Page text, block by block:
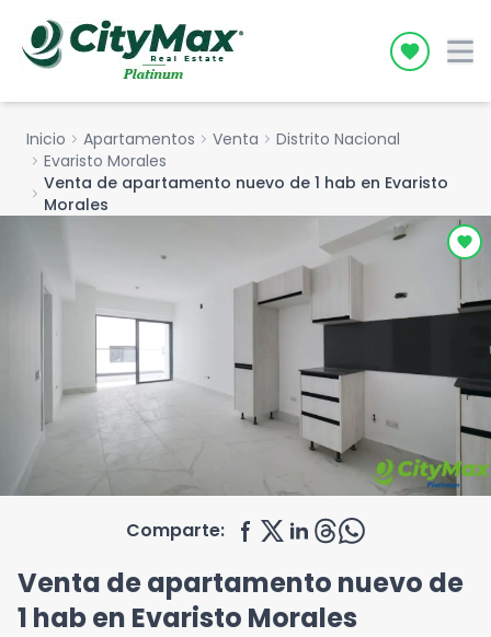
Icon
Inicio chevron_right Apartamentos chevron_right Venta chevron_right Distrito Nacional
chevron_right Evaristo Morales
chevron_right Venta de apartamento nuevo de 1 hab en Evaristo
Morales
Comparte:
Venta de apartamento nuevo de
1 hab en Evaristo Morales